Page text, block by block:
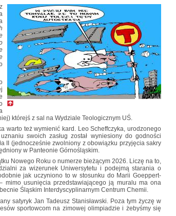
którejś z sal na Wydziale Teologicznym UŚ.
warto też wymienić kard. Leo Scheffczyka, urodzonego
swoich zasług został wyniesiony do godności
II (jednocześnie zwolniony z obowiązku przyjęcia sakry
w Panteonie Górnośląskim.
Nowego Roku o numerze bieżącym 2026. Liczę na to,
za wizerunek Uniwersytetu i podejmą starania o
jak uczyniono to w stosunku do Marii Goeppert-
mimo usunięcia przedstawiającego ją muralu ma ona
Śląskim Interdyscyplinarnym Centrum Chemii.
satyryk Jan Tadeusz Stanisławski. Poza tym życzę w
sportowcom na zimowej olimpiadzie i żebyśmy się